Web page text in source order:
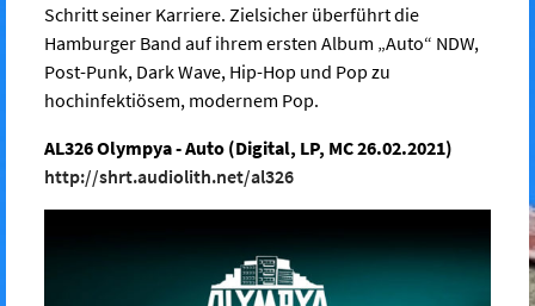
Schritt seiner Karriere. Zielsicher überführt die
Hamburger Band auf ihrem ersten Album „Auto“ NDW,
Post-Punk, Dark Wave, Hip-Hop und Pop zu
hochinfektiösem, modernem Pop.
AL326 Olympya - Auto (Digital, LP, MC 26.02.2021)
http://shrt.audiolith.net/al326